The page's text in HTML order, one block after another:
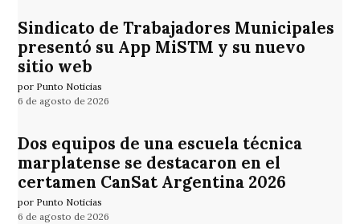
Sindicato de Trabajadores Municipales
presentó su App MiSTM y su nuevo
sitio web
por Punto Noticias
6 de agosto de 2026
Dos equipos de una escuela técnica
marplatense se destacaron en el
certamen CanSat Argentina 2026
por Punto Noticias
6 de agosto de 2026